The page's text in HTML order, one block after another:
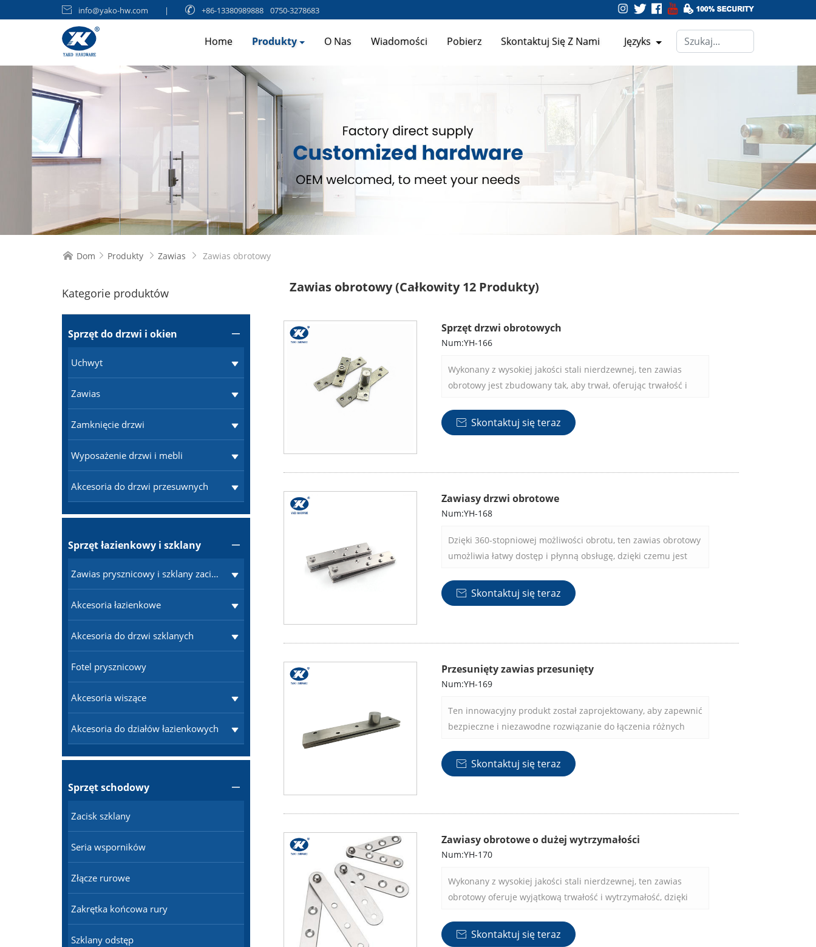
 info@yako-hw.com |  +86-13380989888 0750-3278683
Home Produkty O Nas Wiadomości Pobierz Skontaktuj Się Z Nami Języks
 Dom  Produkty  Zawias  Zawias obrotowy
Kategorie produktów
Sprzęt do drzwi i okien 
Uchwyt
Zawias
Zamknięcie drzwi
Wyposażenie drzwi i mebli
Akcesoria do drzwi przesuwnych
Sprzęt łazienkowy i szklany 
Zawias prysznicowy i szklany zacisk
Akcesoria łazienkowe
Akcesoria do drzwi szklanych
Fotel prysznicowy
Akcesoria wiszące
Akcesoria do działów łazienkowych
Sprzęt schodowy 
Zacisk szklany
Seria wsporników
Złącze rurowe
Zakrętka końcowa rury
Szklany odstęp
Zawias obrotowy(Całkowity 12 Produkty)
Sprzęt drzwi obrotowych
Num:YH-166
Wykonany z wysokiej jakości stali nierdzewnej, ten zawias
obrotowy jest zbudowany tak, aby trwał, oferując trwałość i
 Skontaktuj się teraz
Zawiasy drzwi obrotowe
Num:YH-168
Dzięki 360-stopniowej możliwości obrotu, ten zawias obrotowy
umożliwia łatwy dostęp i płynną obsługę, dzięki czemu jest
 Skontaktuj się teraz
Przesunięty zawias przesunięty
Num:YH-169
Ten innowacyjny produkt został zaprojektowany, aby zapewnić
bezpieczne i niezawodne rozwiązanie do łączenia różnych
 Skontaktuj się teraz
Zawiasy obrotowe o dużej wytrzymałości
Num:YH-170
Wykonany z wysokiej jakości stali nierdzewnej, ten zawias
obrotowy oferuje wyjątkową trwałość i wytrzymałość, dzięki
 Skontaktuj się teraz